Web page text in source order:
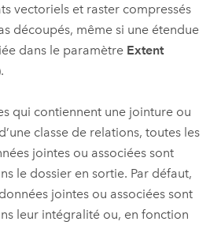
vectoriels et raster compressés
découpés, même si une étendue
dans le paramètre Extent
.
qui contiennent une jointure ou
classe de relations, toutes les
jointes ou associées sont
le dossier en sortie. Par défaut,
jointes ou associées sont
leur intégralité ou, en fonction